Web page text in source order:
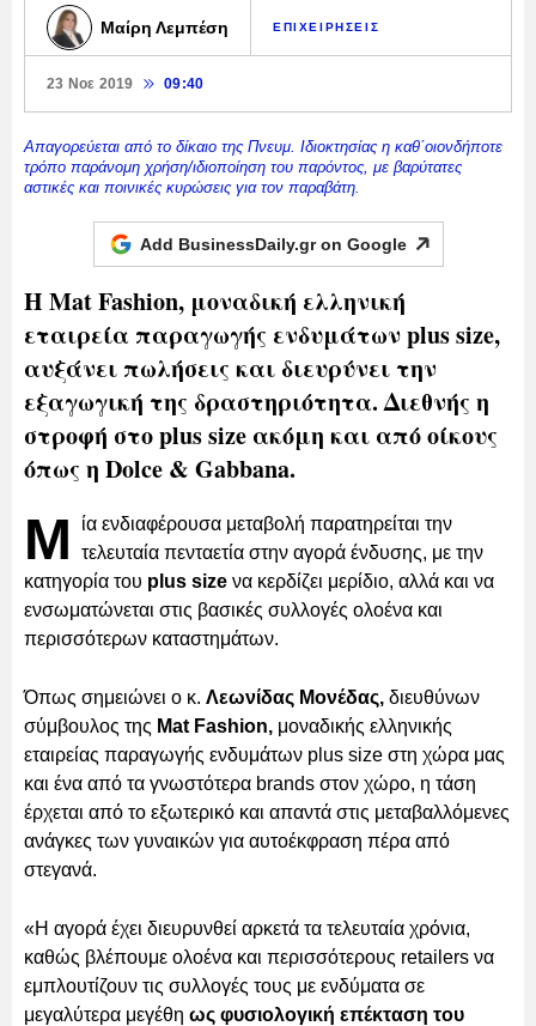
Μαίρη Λεμπέση ΕΠΙΧΕΙΡΗΣΕΙΣ
23 Νοε 2019 09:40
Απαγορεύεται από το δίκαιο της Πνευμ. Ιδιοκτησίας η καθ΄οιονδήποτε
τρόπο παράνομη χρήση/ιδιοποίηση του παρόντος, με βαρύτατες
αστικές και ποινικές κυρώσεις για τον παραβάτη.
Add BusinessDaily.gr on Google
Η Mat Fashion, μοναδική ελληνική
εταιρεία παραγωγής ενδυμάτων plus size,
αυξάνει πωλήσεις και διευρύνει την
εξαγωγική της δραστηριότητα. Διεθνής η
στροφή στο plus size ακόμη και από οίκους
όπως η Dolce & Gabbana.
Μ
ία ενδιαφέρουσα μεταβολή παρατηρείται την
τελευταία πενταετία στην αγορά ένδυσης, με την
κατηγορία του plus size να κερδίζει μερίδιο, αλλά και να
ενσωματώνεται στις βασικές συλλογές ολοένα και
περισσότερων καταστημάτων.
Όπως σημειώνει ο κ. Λεωνίδας Μονέδας, διευθύνων
σύμβουλος της Mat Fashion, μοναδικής ελληνικής
εταιρείας παραγωγής ενδυμάτων plus size στη χώρα μας
και ένα από τα γνωστότερα brands στον χώρο, η τάση
έρχεται από το εξωτερικό και απαντά στις μεταβαλλόμενες
ανάγκες των γυναικών για αυτοέκφραση πέρα από
στεγανά.
«Η αγορά έχει διευρυνθεί αρκετά τα τελευταία χρόνια,
καθώς βλέπουμε ολοένα και περισσότερους retailers να
εμπλουτίζουν τις συλλογές τους με ενδύματα σε
μεγαλύτερα μεγέθη ως φυσιολογική επέκταση του